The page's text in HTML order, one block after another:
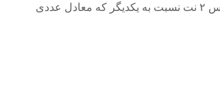
نسبت فاصله موسیقی عبارت است از نسبت فرکانس ۲ نت نسبت به یکدیگر که معادل عددی